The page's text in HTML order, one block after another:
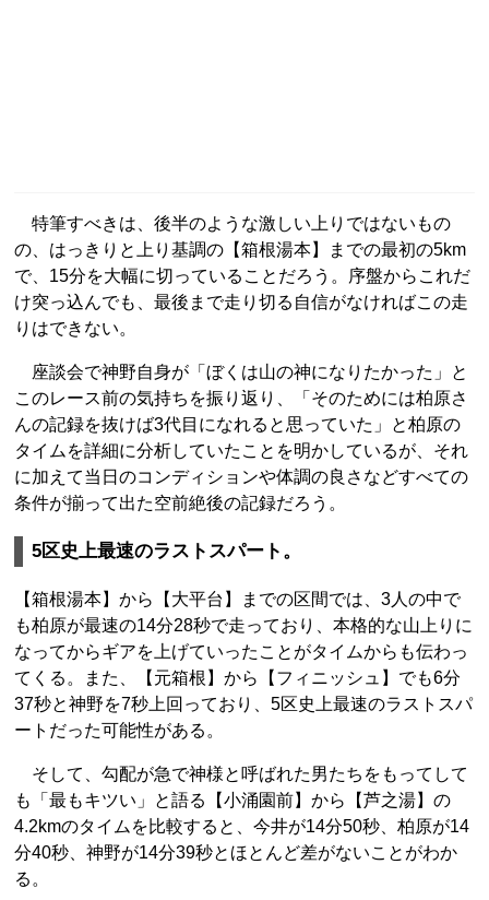
特筆すべきは、後半のような激しい上りではないもの
の、はっきりと上り基調の【箱根湯本】までの最初の5km
で、15分を大幅に切っていることだろう。序盤からこれだ
け突っ込んでも、最後まで走り切る自信がなければこの走
りはできない。
座談会で神野自身が「ぼくは山の神になりたかった」と
このレース前の気持ちを振り返り、「そのためには柏原さ
んの記録を抜けば3代目になれると思っていた」と柏原の
タイムを詳細に分析していたことを明かしているが、それ
に加えて当日のコンディションや体調の良さなどすべての
条件が揃って出た空前絶後の記録だろう。
5区史上最速のラストスパート。
【箱根湯本】から【大平台】までの区間では、3人の中で
も柏原が最速の14分28秒で走っており、本格的な山上りに
なってからギアを上げていったことがタイムからも伝わっ
てくる。また、【元箱根】から【フィニッシュ】でも6分
37秒と神野を7秒上回っており、5区史上最速のラストスパ
ートだった可能性がある。
そして、勾配が急で神様と呼ばれた男たちをもってして
も「最もキツい」と語る【小涌園前】から【芦之湯】の
4.2kmのタイムを比較すると、今井が14分50秒、柏原が14
分40秒、神野が14分39秒とほとんど差がないことがわか
る。